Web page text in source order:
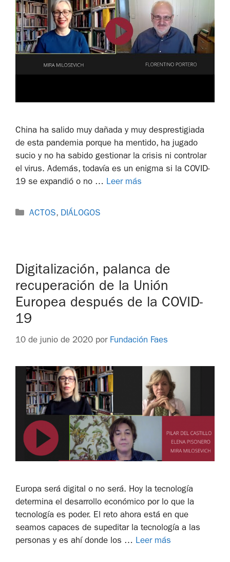
China ha salido muy dañada y muy desprestigiada
de esta pandemia porque ha mentido, ha jugado
sucio y no ha sabido gestionar la crisis ni controlar
el virus. Además, todavía es un enigma si la COVID-
19 se expandió o no … Leer más
ACTOS, DIÁLOGOS
Digitalización, palanca de
recuperación de la Unión
Europea después de la COVID-
19
10 de junio de 2020 por Fundación Faes
Europa será digital o no será. Hoy la tecnología
determina el desarrollo económico por lo que la
tecnología es poder. El reto ahora está en que
seamos capaces de supeditar la tecnología a las
personas y es ahí donde los … Leer más